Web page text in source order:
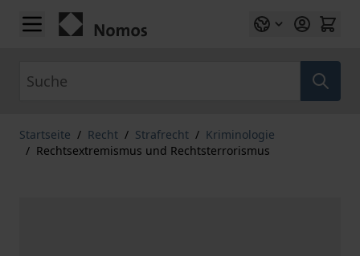
Zum Inhalt springen
Startseite / Recht / Strafrecht / Kriminologie
/ Rechtsextremismus und Rechtsterrorismus